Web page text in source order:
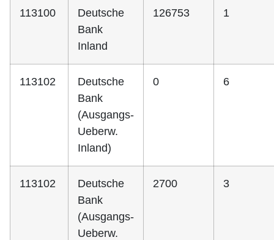
113100
Deutsche
Bank
Inland
126753 1
113102
Deutsche
Bank
(Ausgangs-
Ueberw.
Inland)
0 6
113102
Deutsche
Bank
(Ausgangs-
Ueberw.
2700 3